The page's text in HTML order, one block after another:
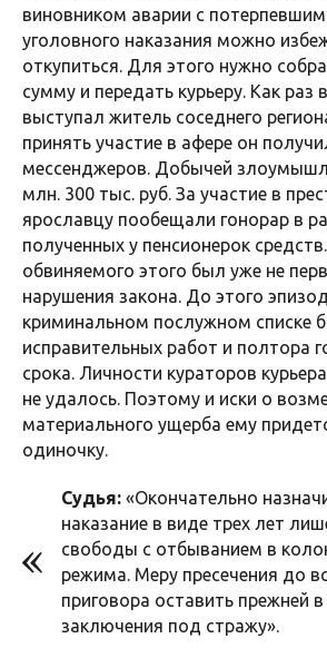
виновником аварии с
уголовного наказания можно
откупиться. Для этого нужно
сумму и передать курьеру. Как раз
выступал житель соседнего
принять участие в афере он
мессенджеров. Добычей
млн. 300 тыс. руб. За участие в
ярославцу пообещали гонорар в
полученных у пенсионерок
обвиняемого этого был уже не
нарушения закона. До этого
криминальном послужном списке
исправительных работ и полтора
срока. Личности кураторов
не удалось. Поэтому и иски о
материального ущерба ему
одиночку.
Судья: «Окончательно
наказание в виде трех лет
свободы с отбыванием в
режима. Меру пресечения до
приговора оставить прежней
заключения под стражу».